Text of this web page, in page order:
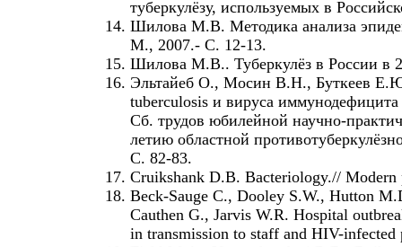
туберкулёзу, используемых в
Шилова М.В. Методика анализа
М., 2007.- С. 12-13.
Шилова М.В.. Туберкулёз в России
Эльтайеб О., Мосин В.Н., Буткеев
tuberculosis и вируса
Сб. трудов юбилейной научно-
летию областной
С. 82-83.
Cruikshank D.B. Bacteriology.//
Beck-Sauge C., Dooley S.W., Hutton
Cauthen G., Jarvis W.R. Hospital
in transmission to staff and HIV-